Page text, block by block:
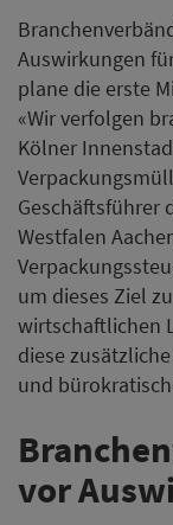
Auswirkungen
plane die erste
«Wir verfolgen
Kölner
Geschäftsführer
Westfalen
um dieses Ziel
wirtschaftlichen
diese
und
vor